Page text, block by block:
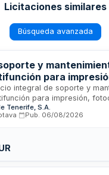
Licitaciones similares
Búsqueda avanzada
y
para
escaneado -
integral de soporte y
para impresión,
de Tenerife
así como de los nuevos
y correctivo de
del organismo,
la empresa pública de
Tenerife, S.A.
Pub. 06/08/2026